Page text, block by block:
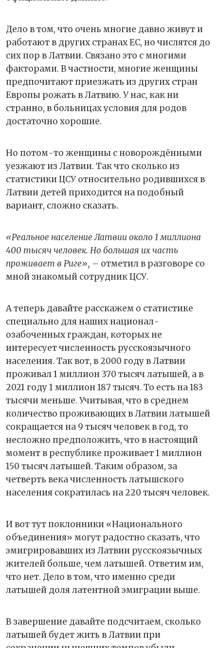
Дело в том, что очень многие давно живут и
работают в других странах ЕС, но числятся до
сих пор в Латвии. Связано это с многими
факторами. В частности, многие женщины
предпочитают приезжать из других стран
Европы рожать в Латвию. У нас, как ни
странно, в больницах условия для родов
достаточно хорошие.
Но потом-то женщины с новорождёнными
уезжают из Латвии. Так что сколько из
статистики ЦСУ относительно родившихся в
Латвии детей приходится на подобный
вариант, сложно сказать.
«Реальное население Латвии около 1 миллиона
400 тысяч человек. Но большая их часть
проживает в Риге», – отметил в разговоре со
мной знакомый сотрудник ЦСУ.
А теперь давайте расскажем о статистике
специально для наших национал-
озабоченных граждан, которых не
интересует численность русскоязычного
населения. Так вот, в 2000 году в Латвии
проживал 1 миллион 370 тысяч латышей, а в
2021 году 1 миллион 187 тысяч. То есть на 183
тысячи меньше. Учитывая, что в среднем
количество проживающих в Латвии латышей
сокращается на 9 тысяч человек в год, то
несложно предположить, что в настоящий
момент в республике проживает 1 миллион
150 тысяч латышей. Таким образом, за
четверть века численность латышского
населения сократилась на 220 тысяч человек.
И вот тут поклонники «Национального
объединения» могут радостно сказать, что
эмигрировавших из Латвии русскоязычных
жителей больше, чем латышей. Ответим им,
что нет. Дело в том, что именно среди
латышей доля латентной эмиграции выше.
В завершение давайте подсчитаем, сколько
латышей будет жить в Латвии при